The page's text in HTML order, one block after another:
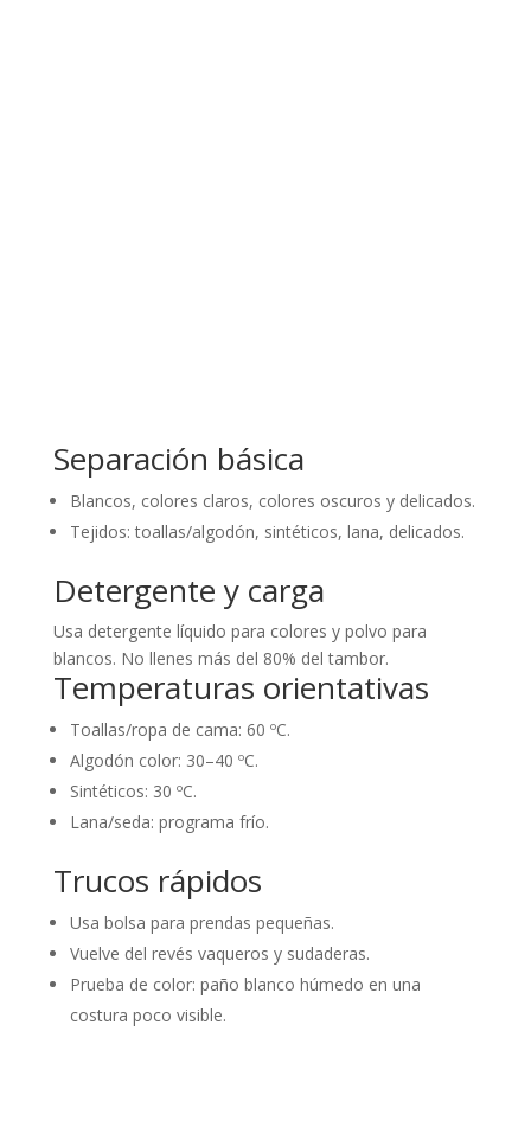
Separación básica
Blancos, colores claros, colores oscuros y delicados.
Tejidos: toallas/algodón, sintéticos, lana, delicados.
Detergente y carga
Usa detergente líquido para colores y polvo para
blancos. No llenes más del 80% del tambor.
Temperaturas orientativas
Toallas/ropa de cama: 60 ºC.
Algodón color: 30–40 ºC.
Sintéticos: 30 ºC.
Lana/seda: programa frío.
Trucos rápidos
Usa bolsa para prendas pequeñas.
Vuelve del revés vaqueros y sudaderas.
Prueba de color: paño blanco húmedo en una
costura poco visible.